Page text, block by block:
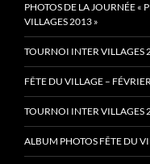
PHOTOS DE LA JOURNÉE
VILLAGES 2013 »
TOURNOI INTER VILLAGES
FÊTE DU VILLAGE –
TOURNOI INTER VILLAGES
ALBUM PHOTOS FÊTE DU